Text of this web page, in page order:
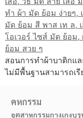
สอนการทำผ้าบาติกแ
ไม่มีพื้นฐานสามารถเ
คหกรรม
อุตสาหกรรมกางเกงบุ